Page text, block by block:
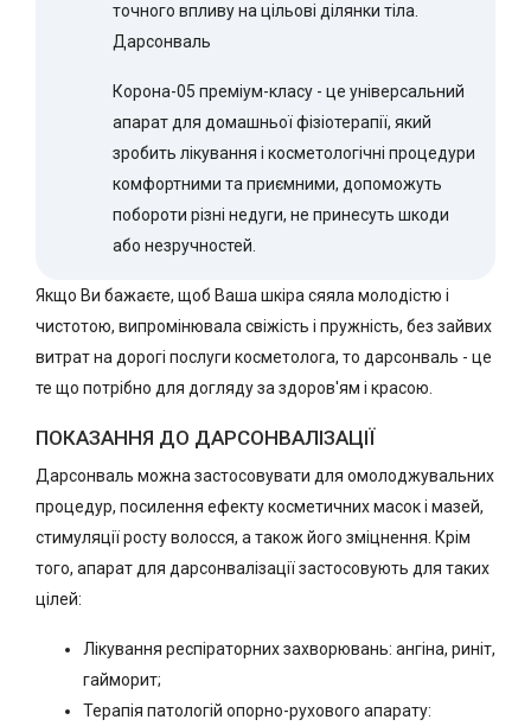
точного впливу на цільові ділянки тіла.
Дарсонваль
Корона-05 преміум-класу - це універсальний
апарат для домашньої фізіотерапії, який
зробить лікування і косметологічні процедури
комфортними та приємними, допоможуть
побороти різні недуги, не принесуть шкоди
або незручностей.
Якщо Ви бажаєте, щоб Ваша шкіра сяяла молодістю і
чистотою, випромінювала свіжість і пружність, без зайвих
витрат на дорогі послуги косметолога, то дарсонваль - це
те що потрібно для догляду за здоров'ям і красою.
ПОКАЗАННЯ ДО ДАРСОНВАЛІЗАЦІЇ
Дарсонваль можна застосовувати для омолоджувальних
процедур, посилення ефекту косметичних масок і мазей,
стимуляції росту волосся, а також його зміцнення. Крім
того, апарат для дарсонвалізації застосовують для таких
цілей:
Лікування респіраторних захворювань: ангіна, риніт,
гайморит;
Терапія патологій опорно-рухового апарату: